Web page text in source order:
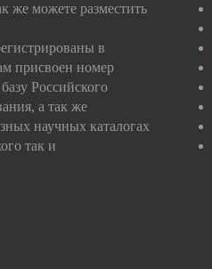
же можете разместить
в
присвоен номер
Российского
а так же
научных каталогах
так и